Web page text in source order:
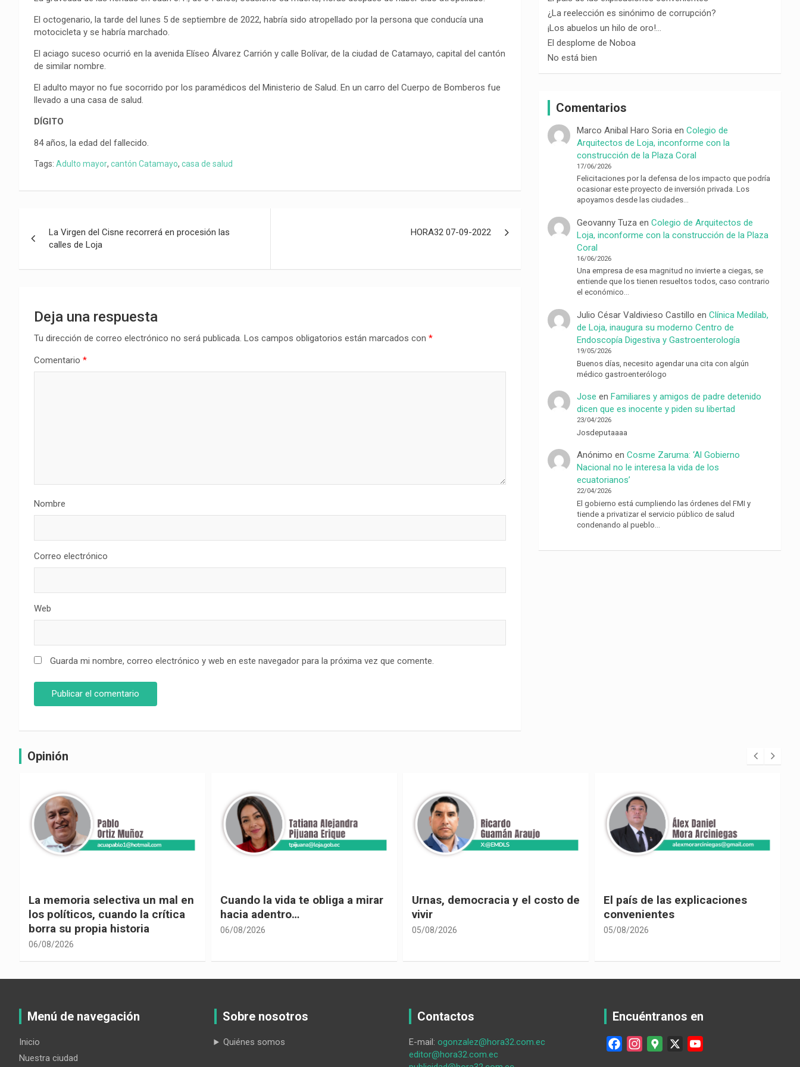
El octogenario, la tarde del lunes 5 de septiembre de 2022, habría sido atropellado por la persona que conducía una
motocicleta y se habría marchado.
El aciago suceso ocurrió en la avenida Elíseo Álvarez Carrión y calle Bolívar, de la ciudad de Catamayo, capital del cantón
de similar nombre.
El adulto mayor no fue socorrido por los paramédicos del Ministerio de Salud. En un carro del Cuerpo de Bomberos fue
llevado a una casa de salud.
DÍGITO
84 años, la edad del fallecido.
Tags: Adulto mayor, cantón Catamayo, casa de salud
de
entradas
La Virgen del Cisne recorrerá en procesión las
calles de Loja
HORA32 07-09-2022
Deja una respuesta
Tu dirección de correo electrónico no será publicada. Los campos obligatorios están marcados con *
Comentario *
Nombre
Correo electrónico
Web
Guarda mi nombre, correo electrónico y web en este navegador para la próxima vez que comente.
¿La reelección es sinónimo de corrupción?
¡Los abuelos un hilo de oro!…
El desplome de Noboa
No está bien
Comentarios
Marco Anibal Haro Soria enColegio de
Arquitectos de Loja, inconforme con la
construcción de la Plaza Coral
17/06/2026
Felicitaciones por la defensa de los impacto que podría
ocasionar este proyecto de inversión privada. Los
apoyamos desde las ciudades…
Geovanny Tuza enColegio de Arquitectos de
Loja, inconforme con la construcción de la Plaza
Coral
16/06/2026
Una empresa de esa magnitud no invierte a ciegas, se
entiende que los tienen resueltos todos, caso contrario
el económico…
Julio César Valdivieso Castillo enClínica Medilab,
de Loja, inaugura su moderno Centro de
Endoscopía Digestiva y Gastroenterología
19/05/2026
Buenos días, necesito agendar una cita con algún
médico gastroenterólogo
Jose enFamiliares y amigos de padre detenido
dicen que es inocente y piden su libertad
23/04/2026
Josdeputaaaa
Anónimo enCosme Zaruma: ‘Al Gobierno
Nacional no le interesa la vida de los
ecuatorianos’
22/04/2026
El gobierno está cumpliendo las órdenes del FMI y
tiende a privatizar el servicio público de salud
condenando al pueblo…
Opinión
La memoria selectiva un mal en
los políticos, cuando la crítica
borra su propia historia
06/08/2026
Cuando la vida te obliga a mirar
hacia adentro…
06/08/2026
Urnas, democracia y el costo de
vivir
05/08/2026
El país de las explicaciones
convenientes
05/08/2026
Menú de navegación
Inicio
Nuestra ciudad
Sobre nosotros
Quiénes somos
Contactos
E-mail: ogonzalez@hora32.com.ec
editor@hora32.com.ec
Encuéntranos en